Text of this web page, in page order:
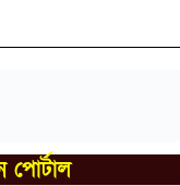
পোর্টাল